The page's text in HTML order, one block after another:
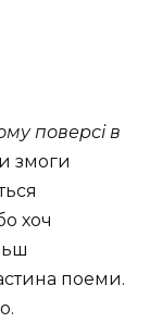
поверсі в
змоги
хоч
поеми.